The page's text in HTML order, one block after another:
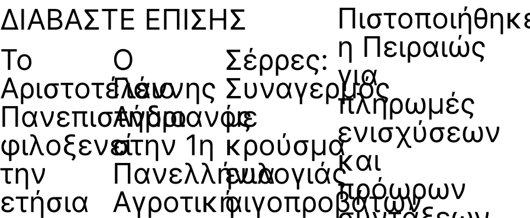
ΔΙΑΒΑΣΤΕ ΕΠΙΣΗΣ
Το
Αριστοτέλειο
Πανεπιστήμιο
φιλοξενεί
την
ετήσια
Ο
Γιάννης
Ανδριανός
στην 1η
Πανελλήνια
Αγροτική
Σέρρες:
Συναγερμός
με
κρούσμα
ευλογιάς
αιγοπροβάτων
η Πειραιώς
για
πληρωμές
ενισχύσεων
και
πρόωρων